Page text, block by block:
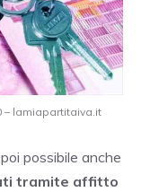
– lamiapartitaiva.it
possibile anche
tramite affitto